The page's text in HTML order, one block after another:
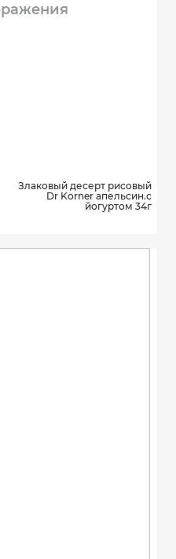
Злаковый десерт рисовый
Dr Korner апельсин.с
йогуртом 34г